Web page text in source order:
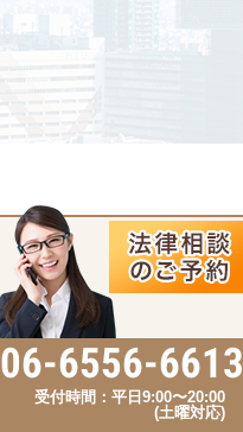
06-6556-6613
受付時間：平日9:00〜20:00
(土曜対応)